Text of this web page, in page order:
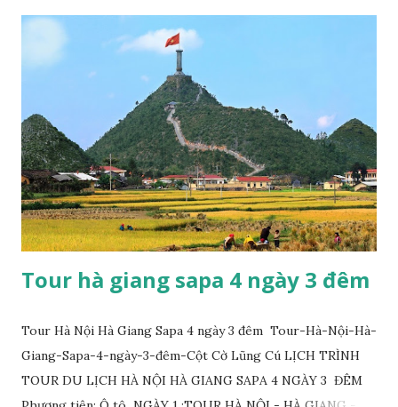
Tour hà giang sapa 4 ngày 3 đêm
Tour Hà Nội Hà Giang Sapa 4 ngày 3 đêm Tour-Hà-Nội-Hà-
Giang-Sapa-4-ngày-3-đêm-Cột Cờ Lũng Cú LỊCH TRÌNH
TOUR DU LỊCH HÀ NỘI HÀ GIANG SAPA 4 NGÀY 3 ĐÊM